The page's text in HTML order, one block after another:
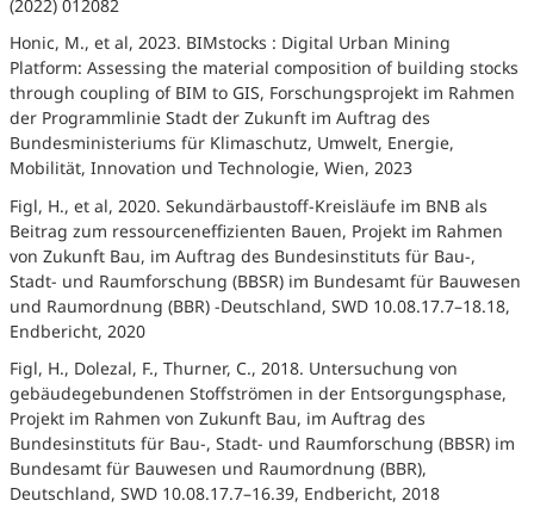
(2022) 012082
Honic, M., et al, 2023. BIMstocks : Digital Urban Mining
Platform: Assessing the material composition of building stocks
through coupling of BIM to GIS, Forschungsprojekt im Rahmen
der Programmlinie Stadt der Zukunft im Auftrag des
Bundesministeriums für Klimaschutz, Umwelt, Energie,
Mobilität, Innovation und Technologie, Wien, 2023
Figl, H., et al, 2020. Sekundärbaustoff-Kreisläufe im BNB als
Beitrag zum ressourceneffizienten Bauen, Projekt im Rahmen
von Zukunft Bau, im Auftrag des Bundesinstituts für Bau-,
Stadt- und Raumforschung (BBSR) im Bundesamt für Bauwesen
und Raumordnung (BBR) -Deutschland, SWD 10.08.17.7–18.18,
Endbericht, 2020
Figl, H., Dolezal, F., Thurner, C., 2018. Untersuchung von
gebäudegebundenen Stoffströmen in der Entsorgungsphase,
Projekt im Rahmen von Zukunft Bau, im Auftrag des
Bundesinstituts für Bau-, Stadt- und Raumforschung (BBSR) im
Bundesamt für Bauwesen und Raumordnung (BBR),
Deutschland, SWD 10.08.17.7–16.39, Endbericht, 2018